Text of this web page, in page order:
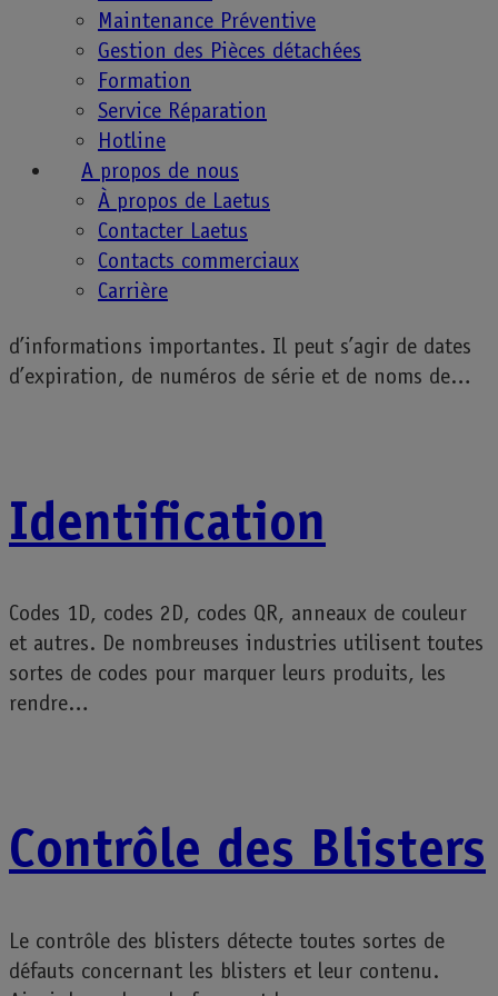
Maintenance Préventive
Gestion des Pièces détachées
Formation
Service Réparation
Hotline
A propos de nous
À propos de Laetus
Contacter Laetus
Contacts commerciaux
Carrière
solution de suivi et de traçabilité.…
Inspection de la
qualité d’impression
d’informations importantes. Il peut s’agir de dates
d’expiration, de numéros de série et de noms de…
Identification
Codes 1D, codes 2D, codes QR, anneaux de couleur
et autres. De nombreuses industries utilisent toutes
sortes de codes pour marquer leurs produits, les
rendre…
Contrôle des Blisters
Le contrôle des blisters détecte toutes sortes de
défauts concernant les blisters et leur contenu.